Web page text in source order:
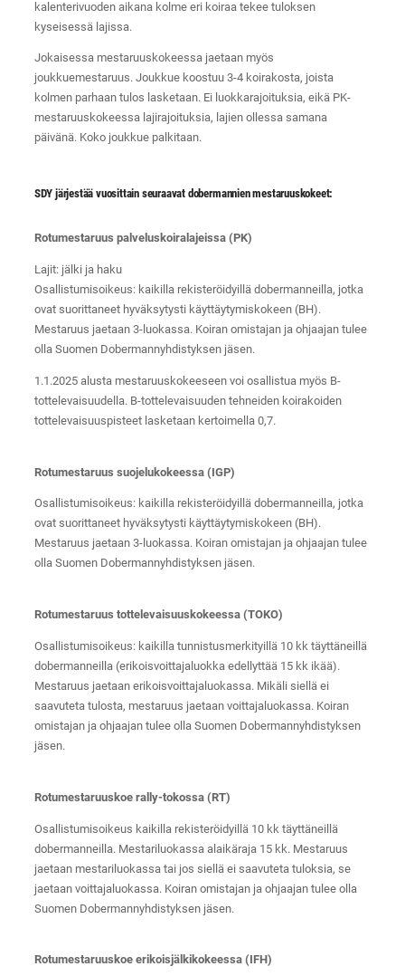
kalenterivuoden aikana kolme eri koiraa tekee tuloksen
kyseisessä lajissa.
Jokaisessa mestaruuskokeessa jaetaan myös
joukkuemestaruus. Joukkue koostuu 3-4 koirakosta, joista
kolmen parhaan tulos lasketaan. Ei luokkarajoituksia, eikä PK-
mestaruuskokeessa lajirajoituksia, lajien ollessa samana
päivänä. Koko joukkue palkitaan.
SDY järjestää vuosittain seuraavat dobermannien mestaruuskokeet:
Rotumestaruus palveluskoiralajeissa (PK)
Lajit: jälki ja haku
Osallistumisoikeus: kaikilla rekisteröidyillä dobermanneilla, jotka
ovat suorittaneet hyväksytysti käyttäytymiskokeen (BH).
Mestaruus jaetaan 3-luokassa. Koiran omistajan ja ohjaajan tulee
olla Suomen Dobermannyhdistyksen jäsen.
1.1.2025 alusta mestaruuskokeeseen voi osallistua myös B-
tottelevaisuudella. B-tottelevaisuuden tehneiden koirakoiden
tottelevaisuuspisteet lasketaan kertoimella 0,7.
Rotumestaruus suojelukokeessa (IGP)
Osallistumisoikeus: kaikilla rekisteröidyillä dobermanneilla, jotka
ovat suorittaneet hyväksytysti käyttäytymiskokeen (BH).
Mestaruus jaetaan 3-luokassa. Koiran omistajan ja ohjaajan tulee
olla Suomen Dobermannyhdistyksen jäsen.
Rotumestaruus tottelevaisuuskokeessa (TOKO)
Osallistumisoikeus: kaikilla tunnistusmerkityillä 10 kk täyttäneillä
dobermanneilla (erikoisvoittajaluokka edellyttää 15 kk ikää).
Mestaruus jaetaan erikoisvoittajaluokassa. Mikäli siellä ei
saavuteta tulosta, mestaruus jaetaan voittajaluokassa. Koiran
omistajan ja ohjaajan tulee olla Suomen Dobermannyhdistyksen
jäsen.
Rotumestaruuskoe rally-tokossa (RT)
Osallistumisoikeus kaikilla rekisteröidyillä 10 kk täyttäneillä
dobermanneilla. Mestariluokassa alaikäraja 15 kk. Mestaruus
jaetaan mestariluokassa tai jos siellä ei saavuteta tuloksia, se
jaetaan voittajaluokassa. Koiran omistajan ja ohjaajan tulee olla
Suomen Dobermannyhdistyksen jäsen.
Rotumestaruuskoe erikoisjälkikokeessa (IFH)